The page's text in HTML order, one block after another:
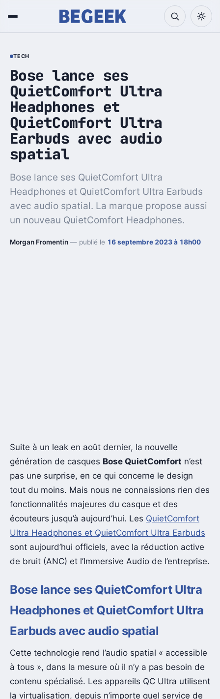
TECH
Bose lance ses
QuietComfort Ultra
Headphones et
QuietComfort Ultra
Earbuds avec audio
spatial
Bose lance ses QuietComfort Ultra
Headphones et QuietComfort Ultra Earbuds
avec audio spatial. La marque propose aussi
un nouveau QuietComfort Headphones.
Morgan Fromentin — publié le 16 septembre 2023 à 18h00
Suite à un leak en août dernier, la nouvelle
génération de casques Bose QuietComfort n’est
pas une surprise, en ce qui concerne le design
tout du moins. Mais nous ne connaissions rien des
fonctionnalités majeures du casque et des
écouteurs jusqu’à aujourd’hui. Les QuietComfort
Ultra Headphones et QuietComfort Ultra Earbuds
sont aujourd’hui officiels, avec la réduction active
de bruit (ANC) et l’Immersive Audio de l’entreprise.
Bose lance ses QuietComfort Ultra
Headphones et QuietComfort Ultra
Earbuds avec audio spatial
Cette technologie rend l’audio spatial « accessible
à tous », dans la mesure où il n’y a pas besoin de
contenu spécialisé. Les appareils QC Ultra utilisent
la virtualisation, depuis n’importe quel service de